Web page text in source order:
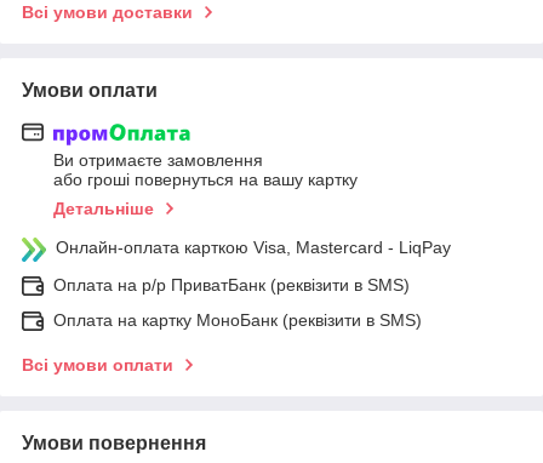
Всі умови доставки
Умови оплати
Ви отримаєте замовлення
або гроші повернуться на вашу картку
Детальніше
Онлайн-оплата карткою Visa, Mastercard - LiqPay
Оплата на р/р ПриватБанк (реквізити в SMS)
Оплата на картку МоноБанк (реквізити в SMS)
Всі умови оплати
Умови повернення